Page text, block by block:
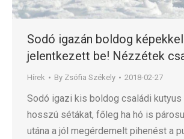
Sodó igazán boldog képekkel
jelentkezett be! Nézzétek
Hírek By Zsófia Székely 2018-02-27
Sodó igazi kis boldog családi
hosszú sétákat, főleg ha hó is
utána a jól megérdemelt pihenést a